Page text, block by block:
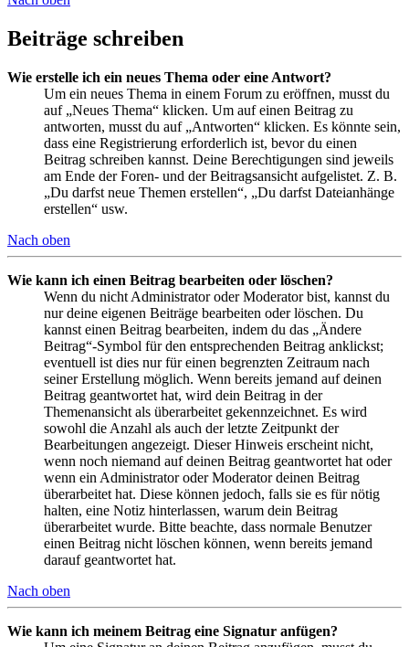
Beiträge schreiben
Wie erstelle ich ein neues Thema oder eine Antwort?
Um ein neues Thema in einem Forum zu eröffnen, musst du
auf „Neues Thema“ klicken. Um auf einen Beitrag zu
antworten, musst du auf „Antworten“ klicken. Es könnte sein,
dass eine Registrierung erforderlich ist, bevor du einen
Beitrag schreiben kannst. Deine Berechtigungen sind jeweils
am Ende der Foren- und der Beitragsansicht aufgelistet. Z. B.
„Du darfst neue Themen erstellen“, „Du darfst Dateianhänge
erstellen“ usw.
Nach oben
Wie kann ich einen Beitrag bearbeiten oder löschen?
Wenn du nicht Administrator oder Moderator bist, kannst du
nur deine eigenen Beiträge bearbeiten oder löschen. Du
kannst einen Beitrag bearbeiten, indem du das „Ändere
Beitrag“-Symbol für den entsprechenden Beitrag anklickst;
eventuell ist dies nur für einen begrenzten Zeitraum nach
seiner Erstellung möglich. Wenn bereits jemand auf deinen
Beitrag geantwortet hat, wird dein Beitrag in der
Themenansicht als überarbeitet gekennzeichnet. Es wird
sowohl die Anzahl als auch der letzte Zeitpunkt der
Bearbeitungen angezeigt. Dieser Hinweis erscheint nicht,
wenn noch niemand auf deinen Beitrag geantwortet hat oder
wenn ein Administrator oder Moderator deinen Beitrag
überarbeitet hat. Diese können jedoch, falls sie es für nötig
halten, eine Notiz hinterlassen, warum dein Beitrag
überarbeitet wurde. Bitte beachte, dass normale Benutzer
einen Beitrag nicht löschen können, wenn bereits jemand
darauf geantwortet hat.
Nach oben
Wie kann ich meinem Beitrag eine Signatur anfügen?